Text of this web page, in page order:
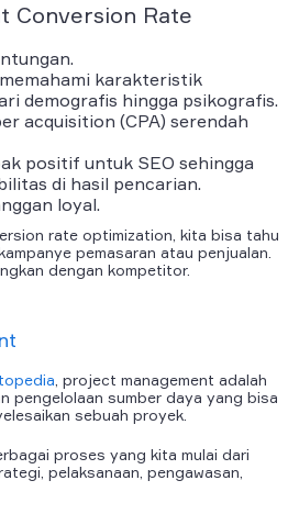
Conversion Rate
karakteristik
demografis hingga psikografis.
acquisition (CPA) serendah
positif untuk SEO sehingga
di hasil pencarian.
loyal.
rate optimization , kita bisa tahu
pemasaran atau penjualan.
dengan kompetitor.
project management adalah
pengelolaan sumber daya yang bisa
sebuah proyek.
proses yang kita mulai dari
pelaksanaan, pengawasan,